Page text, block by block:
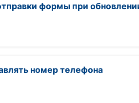
формы при
номер телефона